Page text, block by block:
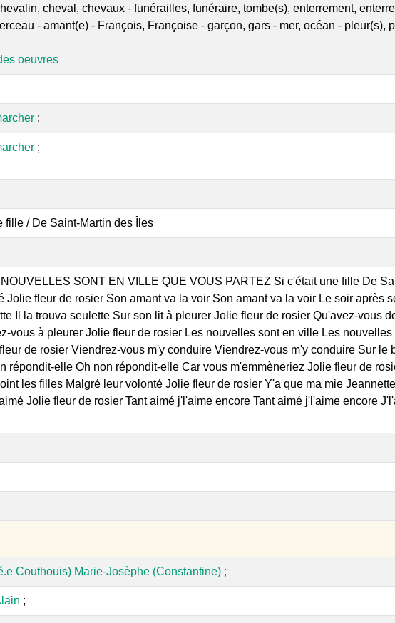
cheval, chevaux - funérailles, funéraire, tombe(s), enterrement,
- amant(e) - François, Françoise - garçon, gars - mer, océan - pleur(s),
oeuvres
;
;
fille / De Saint-Martin des Îles
SONT EN VILLE QUE VOUS PARTEZ Si c'était une fille De
Jolie fleur de rosier Son amant va la voir Son amant va la voir Le soir après
Il la trouva seulette Sur son lit à pleurer Jolie fleur de rosier Qu'avez-vous
vous à pleurer Jolie fleur de rosier Les nouvelles sont en ville Les
de rosier Viendrez-vous m'y conduire Viendrez-vous m'y conduire Sur le
répondit-elle Oh non répondit-elle Car vous m'emmèneriez Jolie fleur de
les filles Malgré leur volonté Jolie fleur de rosier Y'a que ma mie
Jolie fleur de rosier Tant aimé j'l'aime encore Tant aimé j'l'aime encore
Couthouis) Marie-Josèphe (Constantine) ;
;